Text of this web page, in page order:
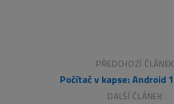
PŘEDCHOZÍ ČLÁNEK
DALŠÍ ČLÁNEK